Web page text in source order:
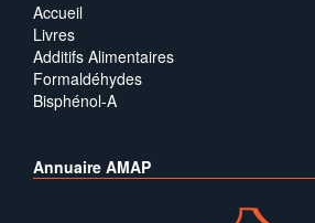
Accueil
Livres
Additifs Alimentaires
Formaldéhydes
Bisphénol-A
Annuaire AMAP